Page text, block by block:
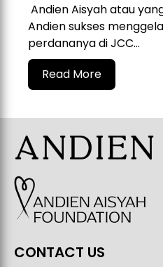
Andien Aisyah atau
Andien sukses
perdananya di JCC...
Read More
CONTACT US